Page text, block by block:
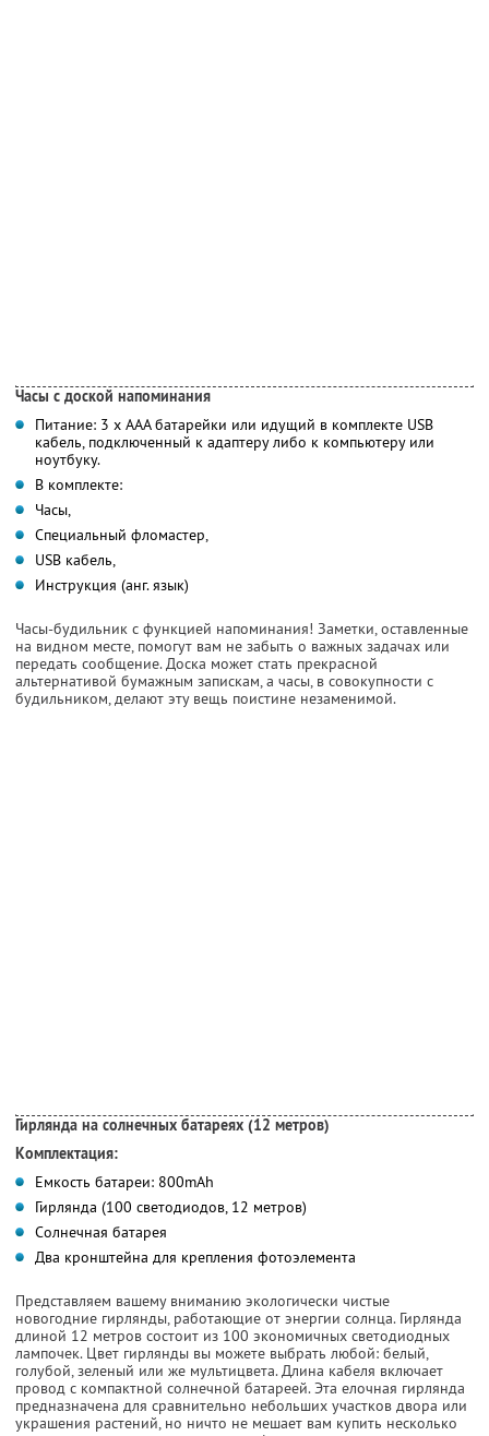
Часы с доской напоминания
Питание: 3 х ААА батарейки или идущий в комплекте USB
кабель, подключенный к адаптеру либо к компьютеру или
ноутбуку.
В комплекте:
Часы,
Специальный фломастер,
USB кабель,
Инструкция (анг. язык)
Часы-будильник с функцией напоминания! Заметки, оставленные
на видном месте, помогут вам не забыть о важных задачах или
передать сообщение. Доска может стать прекрасной
альтернативой бумажным запискам, а часы, в совокупности с
будильником, делают эту вещь поистине незаменимой.
Гирлянда на солнечных батареях (12 метров)
Комплектация:
Емкость батареи: 800mAh
Гирлянда (100 светодиодов, 12 метров)
Солнечная батарея
Два кронштейна для крепления фотоэлемента
Представляем вашему вниманию экологически чистые
новогодние гирлянды, работающие от энергии солнца. Гирлянда
длиной 12 метров состоит из 100 экономичных светодиодных
лампочек. Цвет гирлянды вы можете выбрать любой: белый,
голубой, зеленый или же мультицвета. Длина кабеля включает
провод с компактной солнечной батареей. Эта елочная гирлянда
предназначена для сравнительно небольших участков двора или
украшения растений, но ничто не мешает вам купить несколько